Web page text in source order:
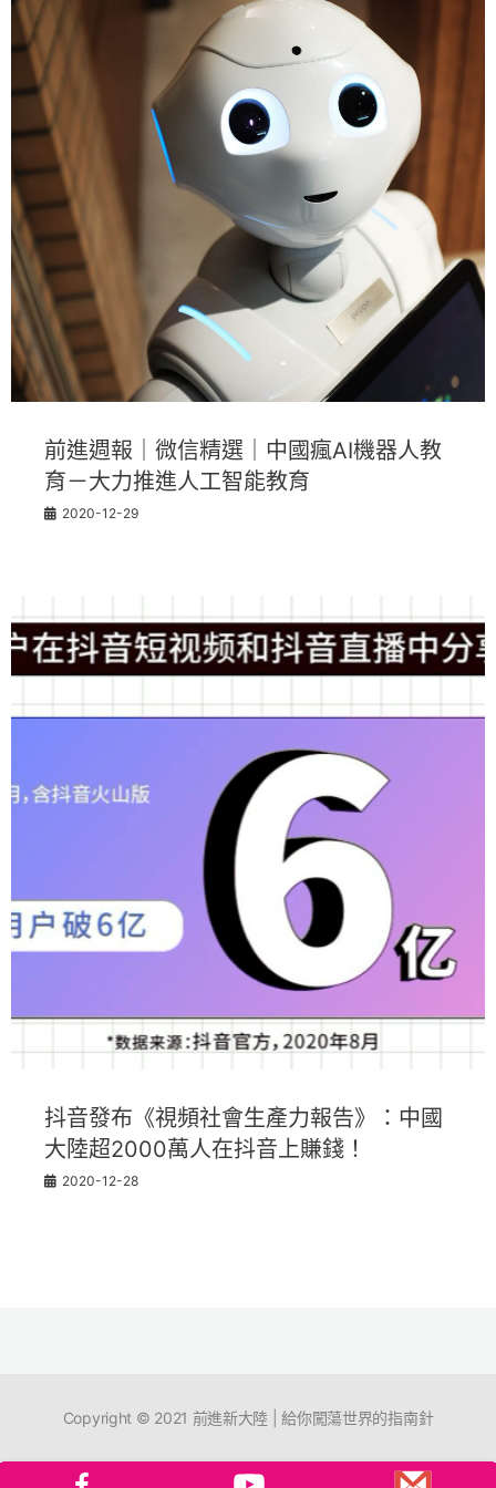
前進週報｜微信精選｜中國瘋AI機器人教
育－大力推進人工智能教育
2020-12-29
抖音發布《視頻社會生產力報告》：中國
大陸超2000萬人在抖音上賺錢！
2020-12-28
Copyright © 2021 前進新大陸 | 給你闖蕩世界的指南針